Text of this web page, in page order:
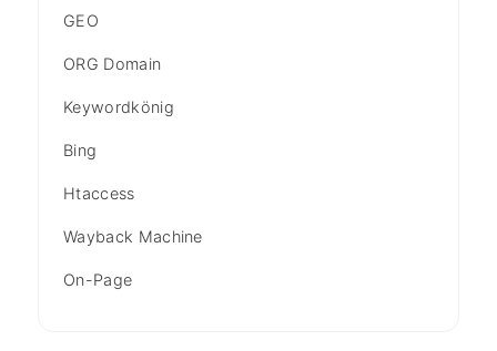
GEO
ORG Domain
Keywordkönig
Bing
Htaccess
Wayback Machine
On-Page